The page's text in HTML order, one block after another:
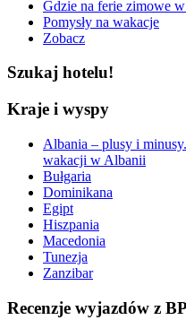
Gdzie na ferie zimowe w
Pomysły na wakacje
Zobacz
Szukaj hotelu!
Kraje i wyspy
Albania – plusy i
wakacji w Albanii
Bułgaria
Dominikana
Egipt
Hiszpania
Macedonia
Tunezja
Zanzibar
Recenzje wyjazdów z BP